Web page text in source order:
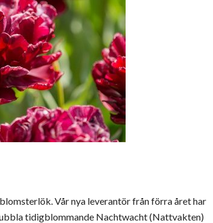
Vår nya leverantör från förra året har
tidigblommande Nachtwacht (Nattvakten)